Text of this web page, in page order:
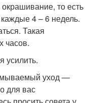
то есть
4 – 6 недель.
Такая
часов.
усилить.
уход —
для вас